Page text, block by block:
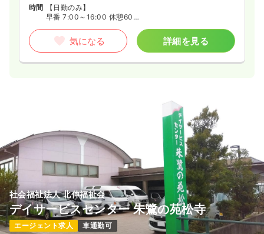
時間
【日勤のみ】
早番 7:00～16:00 休憩60分
遅番 10:00～19:00 休憩60分
気になる 詳細を見る
社会福祉法人 北伸福祉会
デイサービスセンター 朱鷺の苑松寺
エージェント求人 車通勤可